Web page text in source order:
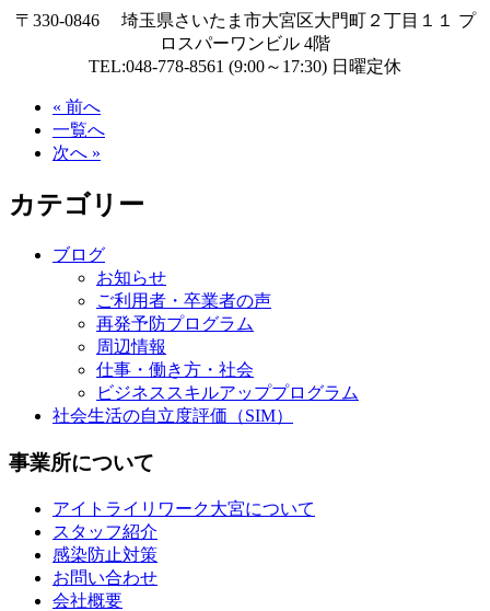
〒330-0846 埼玉県さいたま市大宮区大門町２丁目１１ プ
ロスパーワンビル 4階
TEL:048-778-8561 (9:00～17:30) 日曜定休
« 前へ
一覧へ
次へ »
カテゴリー
ブログ
お知らせ
ご利用者・卒業者の声
再発予防プログラム
周辺情報
仕事・働き方・社会
ビジネススキルアッププログラム
社会生活の自立度評価（SIM）
事業所について
アイトライリワーク大宮について
スタッフ紹介
感染防止対策
お問い合わせ
会社概要